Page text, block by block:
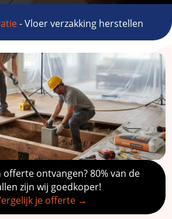
-Vloer verzakking herstellen
offerte ontvangen? 80% van de
zijn wij goedkoper!
je offerte →